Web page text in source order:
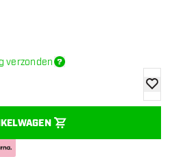
verzonden